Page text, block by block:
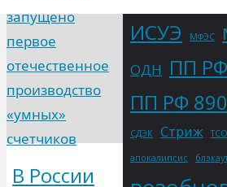
В России
ИСУЭ МФЭС
ОДН ПП
ПП РФ 890
СДЭК Стриж ТСО
апокалипсис